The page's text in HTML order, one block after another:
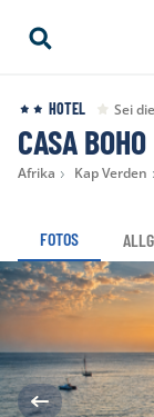
HOTEL Sei
CASA BOHO
Afrika Kap Verden
FOTOS